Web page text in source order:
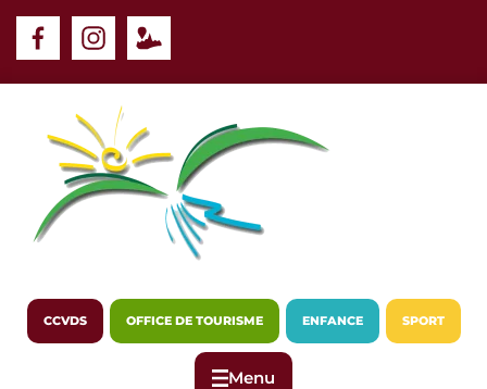
CCVDS OFFICE DE TOURISME ENFANCE SPORT
Menu
Panneau de gestion des cookies